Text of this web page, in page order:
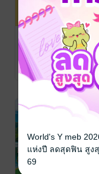
JR Pass ใบ
เดียวเที่ยวทั่ว
ญี่ปุ่น : เที่ยว
ญี่ปุ่นด้วยชินคัน
เซ็นและรถไฟเจ
อาร์ จากเหนือ
จรดใต้ ทุก
อดิศักดิ์ จันทร์ดวง/
สำนักพิมพ์ฟอร์เวิร์ด
ท่องเที่ยว
1 Rating
World's Y meb
แห่งปี ลดสุดฟิน สูง
69